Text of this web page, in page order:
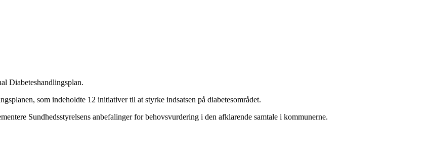
Diabeteshandlingsplan.
som indeholdte 12 initiativer til at styrke indsatsen på diabetesområdet.
Sundhedsstyrelsens anbefalinger for behovsvurdering i den afklarende samtale i kommunerne.